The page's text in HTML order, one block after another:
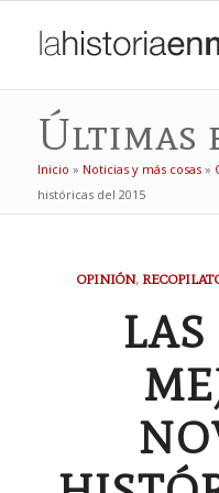
Últimas
Inicio » Noticias y más cosas»
históricas del 2015
OPINIÓN,